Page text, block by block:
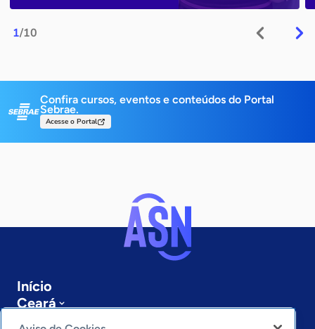
1/10
Confira cursos, eventos e conteúdos do Portal
Sebrae.
Acesse o Portal
Início
Ceará
Sobre a ASN